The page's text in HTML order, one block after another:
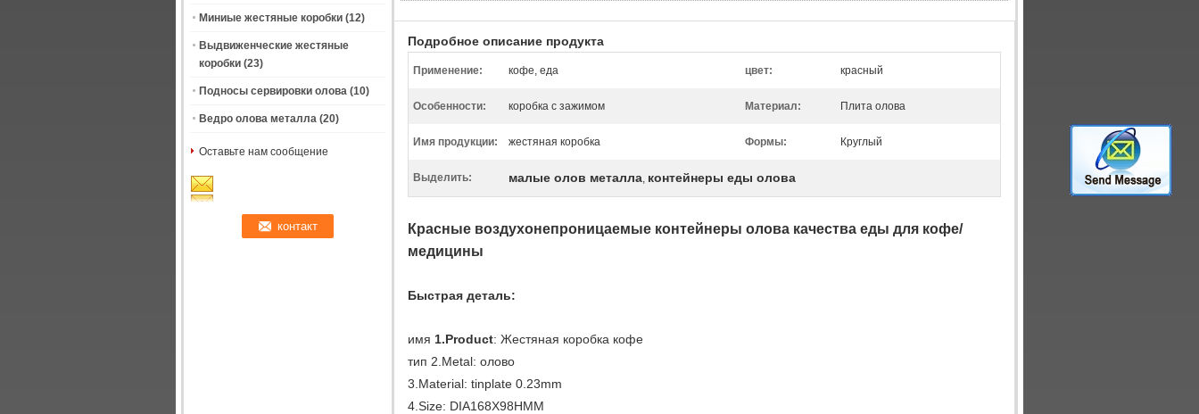
Миниые жестяные коробки (12)
Выдвиженческие жестяные
коробки (23)
Подносы сервировки олова (10)
Ведро олова металла (20)
Оставьте нам сообщение
Подробное описание продукта
Применение: кофе, еда цвет: красный
Особенности: коробка с зажимом Материал: Плита олова
Имя продукции: жестяная коробка Формы: Круглый
Выделить: малые олов металла, контейнеры еды олова
Красные воздухонепроницаемые контейнеры олова качества еды для кофе/
медицины
Быстрая деталь:
имя 1.Product: Жестяная коробка кофе
тип 2.Metal: олово
3.Material: tinplate 0.23mm
4.Size: DIA168X98HMM